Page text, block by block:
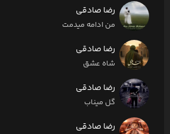
رضا صادقی
من ادامه میدمت
رضا صادقی
شاه عشق
رضا صادقی
گل میناب
رضا صادقی